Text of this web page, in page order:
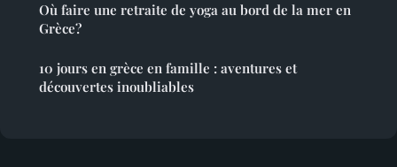
Où faire une retraite de yoga au bord de la mer en
Grèce?
10 jours en grèce en famille : aventures et
découvertes inoubliables